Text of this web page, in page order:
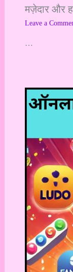
मज़ेदार और
Leave a
…